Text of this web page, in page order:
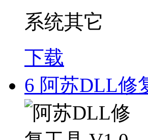
系统其它
下载
6 阿苏DLL修